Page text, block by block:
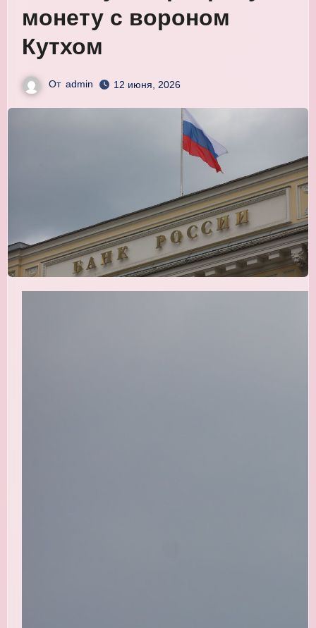
монету с вороном
Кутхом
От admin 12 июня, 2026